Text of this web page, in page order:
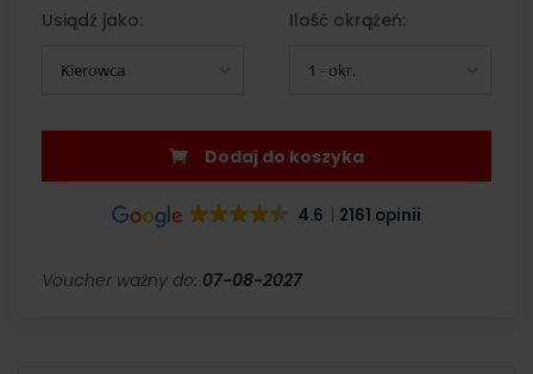
Usiądź jako:
Kierowca
Ilość okrążeń:
1 - okr.
Dodaj do koszyka
4.6 2161 opinii
Voucher ważny do: 07-08-2027